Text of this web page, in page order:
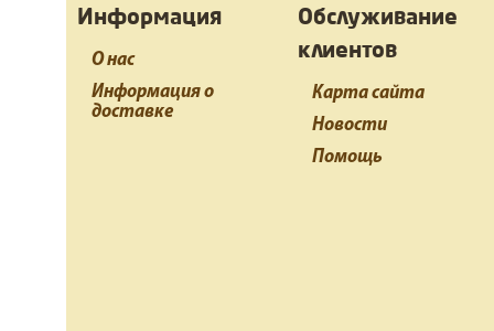
Информация
О нас
Информация о
доставке
Обслуживание
клиентов
Карта сайта
Новости
Помощь